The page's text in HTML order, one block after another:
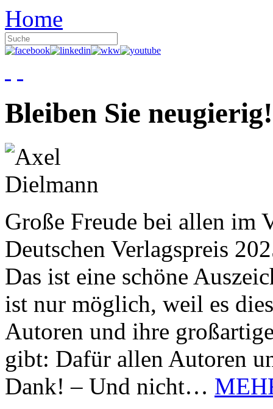
Home
Bleiben Sie neugierig!
Große Freude bei allen im
Deutschen Verlagspreis
Das ist eine schöne
ist nur möglich, weil es
Autoren und ihre
gibt: Dafür allen Autoren
Dank! – Und nicht…